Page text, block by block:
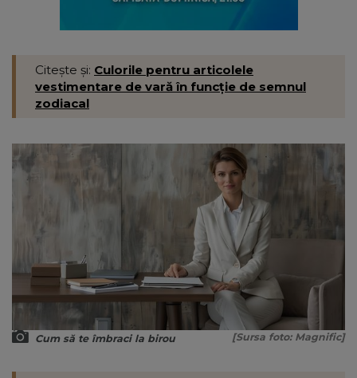
Citește și: Culorile pentru articolele
vestimentare de vară în funcție de semnul
zodiacal
Cum să te îmbraci la birou [Sursa foto: Magnific]